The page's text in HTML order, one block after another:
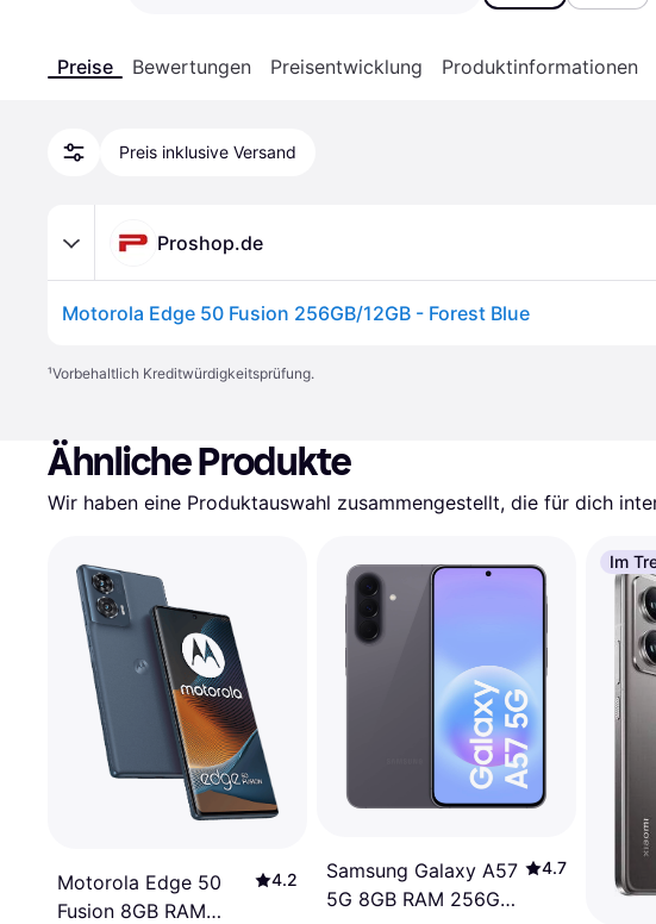
Preise Bewertungen Preisentwicklung Produktinformationen
Preis inklusive Versand
Proshop.de
Motorola Edge 50 Fusion 256GB/12GB - Forest Blue
¹Vorbehaltlich Kreditwürdigkeitsprüfung.
Ähnliche Produkte
Wir haben eine Produktauswahl zusammengestellt, die für dich
Motorola Edge 50
Fusion 8GB RAM
4.2
Samsung Galaxy A57
5G 8GB RAM 256GB
4.7
Im